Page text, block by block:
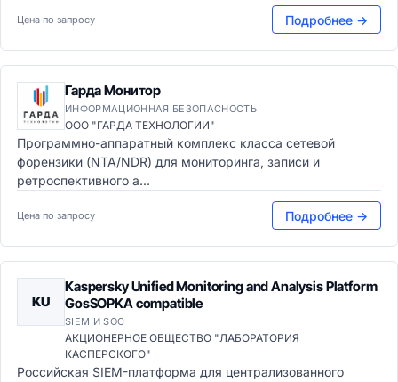
Цена по запросу Подробнее →
Гарда Монитор
ИНФОРМАЦИОННАЯ БЕЗОПАСНОСТЬ
ООО "ГАРДА ТЕХНОЛОГИИ"
Программно-аппаратный комплекс класса сетевой
форензики (NTA/NDR) для мониторинга, записи и
ретроспективного а...
Цена по запросу Подробнее →
KU
Kaspersky Unified Monitoring and Analysis Platform
GosSOPKA compatible
SIEM И SOC
АКЦИОНЕРНОЕ ОБЩЕСТВО "ЛАБОРАТОРИЯ
КАСПЕРСКОГО"
Российская SIEM-платформа для централизованного